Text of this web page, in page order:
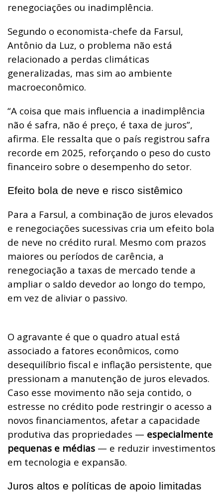
renegociações ou inadimplência.
Segundo o economista-chefe da Farsul,
Antônio da Luz, o problema não está
relacionado a perdas climáticas
generalizadas, mas sim ao ambiente
macroeconômico.
“A coisa que mais influencia a inadimplência
não é safra, não é preço, é taxa de juros”,
afirma. Ele ressalta que o país registrou safra
recorde em 2025, reforçando o peso do custo
financeiro sobre o desempenho do setor.
Efeito bola de neve e risco sistêmico
Para a Farsul, a combinação de juros elevados
e renegociações sucessivas cria um efeito bola
de neve no crédito rural. Mesmo com prazos
maiores ou períodos de carência, a
renegociação a taxas de mercado tende a
ampliar o saldo devedor ao longo do tempo,
em vez de aliviar o passivo.
O agravante é que o quadro atual está
associado a fatores econômicos, como
desequilíbrio fiscal e inflação persistente, que
pressionam a manutenção de juros elevados.
Caso esse movimento não seja contido, o
estresse no crédito pode restringir o acesso a
novos financiamentos, afetar a capacidade
produtiva das propriedades — especialmente
pequenas e médias — e reduzir investimentos
em tecnologia e expansão.
Juros altos e políticas de apoio limitadas